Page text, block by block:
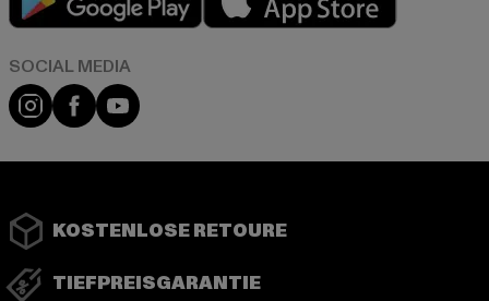
Instagram
FacebookYouTube
KOSTENLOSE RETOURE
TIEFPREISGARANTIE